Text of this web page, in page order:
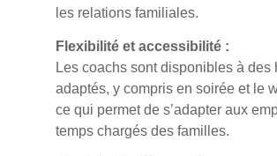
les relations familiales.
Flexibilité et accessibilité :
Les coachs sont disponibles à des
adaptés, y compris en soirée et le
ce qui permet de s’adapter aux
temps chargés des familles.